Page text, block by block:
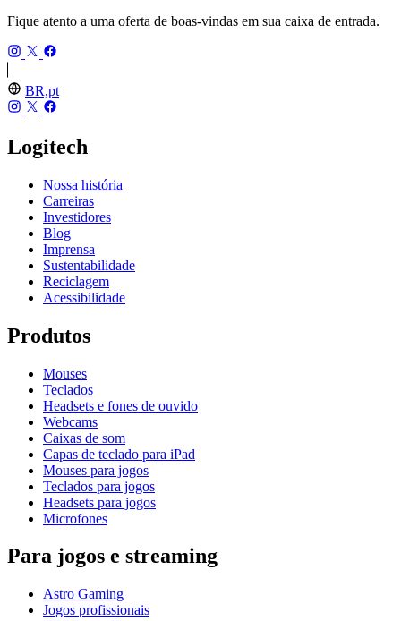
Fique atento a uma oferta de boas-vindas em sua caixa de entrada.
BR,pt
Logitech
Nossa história
Carreiras
Investidores
Blog
Imprensa
Sustentabilidade
Reciclagem
Acessibilidade
Produtos
Mouses
Teclados
Headsets e fones de ouvido
Webcams
Caixas de som
Capas de teclado para iPad
Mouses para jogos
Teclados para jogos
Headsets para jogos
Microfones
Para jogos e streaming
Astro Gaming
Jogos profissionais